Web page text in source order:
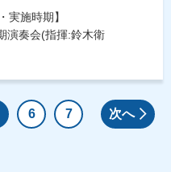
実施時期】
演奏会(指揮:鈴木衛
6 7 次へ